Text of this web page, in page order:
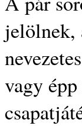
jelölnek,
vagy